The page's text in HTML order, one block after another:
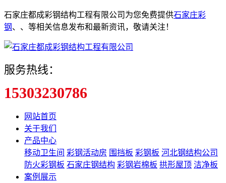
石家庄都成彩钢结构工程有限公司为您免费提供石家庄彩
钢、 、 等相关信息发布和最新资讯，敬请关注！
服务热线：
15303230786
网站首页
关于我们
产品中心
移动卫生间 彩钢活动房 围挡板 彩钢板 河北钢结构公司
防火彩钢板 石家庄钢结构 彩钢岩棉板 拱形屋顶 洁净板
案例展示